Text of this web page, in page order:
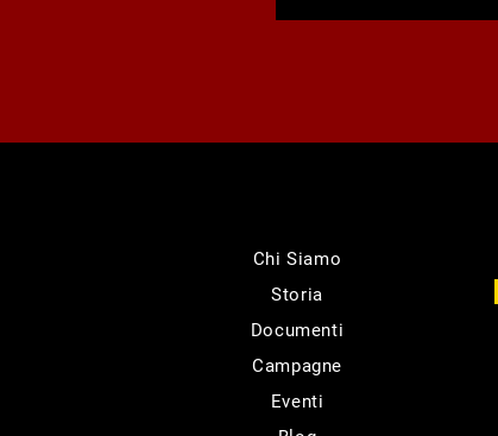
Chi Siamo
Storia
Documenti
Campagne
Eventi